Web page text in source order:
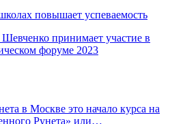
повышает успеваемость
принимает участие в
форуме 2023
в Москве это начало курса на
Рунета» или…